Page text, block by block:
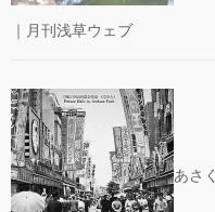
｜月刊浅草ウェブ
あさ